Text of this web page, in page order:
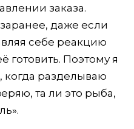
заказа.
даже если
себе реакцию
готовить. Поэтому я
когда разделываю
та ли это рыба,